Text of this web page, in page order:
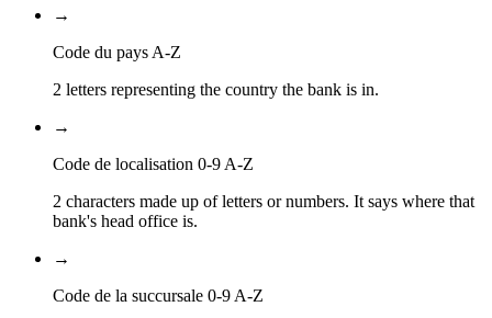
→
Code du pays A-Z
2 letters representing the country the bank is in.
→
Code de localisation 0-9 A-Z
2 characters made up of letters or numbers. It says where that
bank's head office is.
→
Code de la succursale 0-9 A-Z